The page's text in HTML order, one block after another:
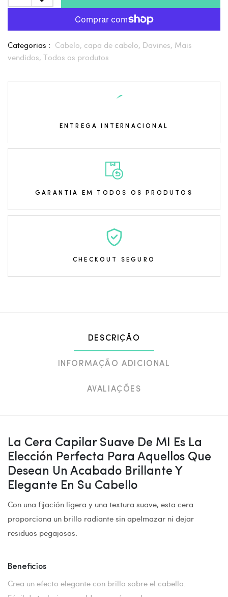
Categorias : Cabelo, capa de cabelo, Davines, Mais
vendidos, Todos os produtos
ENTREGA INTERNACIONAL
GARANTIA EM TODOS OS PRODUTOS
CHECKOUT SEGURO
DESCRIÇÃO
INFORMAÇÃO ADICIONAL
AVALIAÇÕES
La Cera Capilar Suave De MI Es La
Elección Perfecta Para Aquellos Que
Desean Un Acabado Brillante Y
Elegante En Su Cabello
Con una fijación ligera y una textura suave, esta cera
proporciona un brillo radiante sin apelmazar ni dejar
residuos pegajosos.
Beneficios
Crea un efecto elegante con brillo sobre el cabello.